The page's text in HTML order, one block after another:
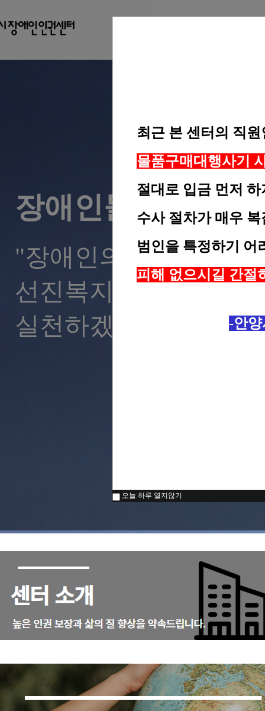
최근 본 센터의 직
물품구매대행사기
절대로 입금 먼저
수사 절차가 매우
범인을 특정하기 어
피해 없으시길 간절
-안
오늘 하루 열지않기
장애인들과 더불
"장애인의 자립생활
선진복지를
실천하겠습니다."